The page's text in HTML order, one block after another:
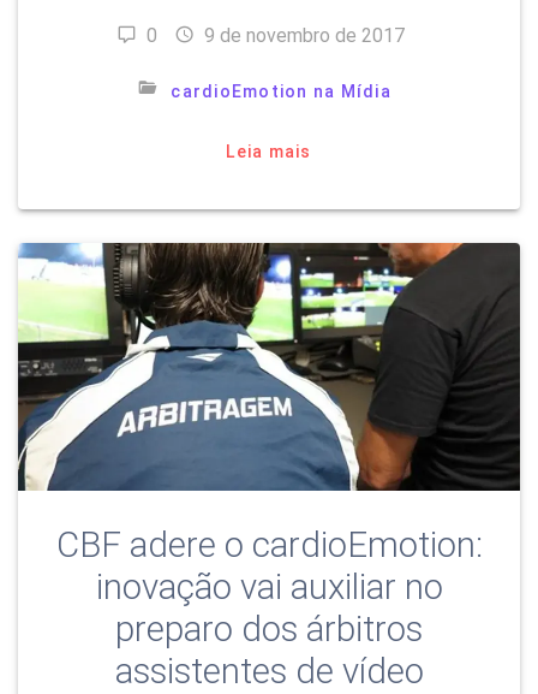
0 9 de novembro de 2017
cardioEmotion na Mídia
Leia mais
CBF adere o cardioEmotion:
inovação vai auxiliar no
preparo dos árbitros
assistentes de vídeo